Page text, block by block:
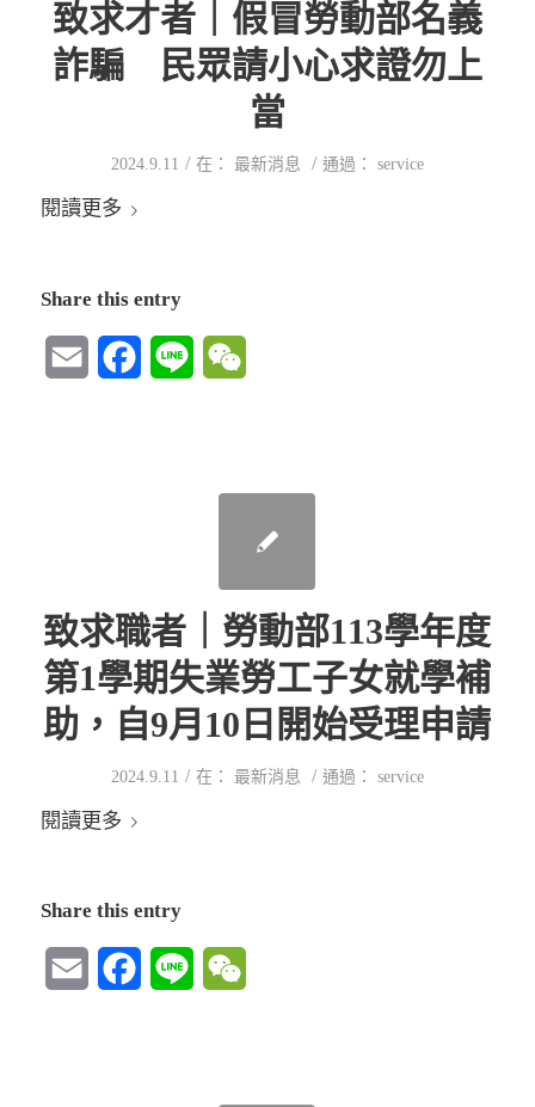
致求才者｜假冒勞動部名義
詐騙 民眾請小心求證勿上
當
2024.9.11 / 在： 最新消息 / 通過： service
閱讀更多
Share this entry
Email FacebookLine
致求職者｜勞動部113學年度
第1學期失業勞工子女就學補
助，自9月10日開始受理申請
2024.9.11 / 在： 最新消息 / 通過： service
閱讀更多
Share this entry
Email FacebookLine